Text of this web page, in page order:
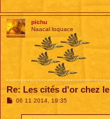
pichu
Naacal loquace
Re: Les cités d'or chez
M06 11 2014, 19:35